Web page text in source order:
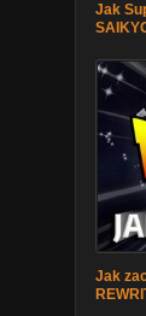
Jak
Jak